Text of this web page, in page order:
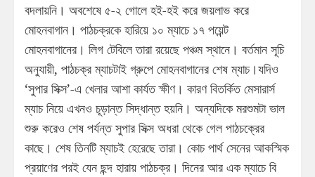
বদলায়নি। অবশেষে ৫-২ গোলে হই-হই করে জয়লাভ করে
মোহনবাগান। পাঠচক্রকে হারিয়ে ১০ ম্যাচে ১৭ পয়েন্ট
মোহনবাগানের। লিগ টেবিলে তারা রয়েছে পঞ্চম স্থানে। বর্তমান সূচি
অনুযায়ী, পাঠচক্র ম্যাচটাই গ্রুপে মোহনবাগানের শেষ ম্যাচ।যদিও
‘সুপার সিক্স’-এ খেলার আশা কার্যত ক্ষীণ। কারণ বিতর্কিত মেসারার্স
ম্যাচ নিয়ে এখনও চূড়ান্ত সিদ্ধান্ত হয়নি। অন্যদিকে মরশুমটা ভাল
শুরু করেও শেষ পর্যন্ত সুপার সিক্স অধরা থেকে গেল পাঠচক্রের
কাছে। শেষ তিনটি ম্যাচই হেরেছে তারা। কোচ পার্থ সেনের আকস্মিক
প্রয়াণের পরই যেন ছন্দ হারায় পাঠচক্র। দিনের আর এক ম্যাচে বি